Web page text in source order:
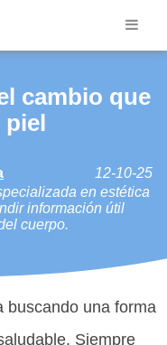
cambio que
12-10-25
en estética
información útil
cuerpo.
buscando una forma
Siempre